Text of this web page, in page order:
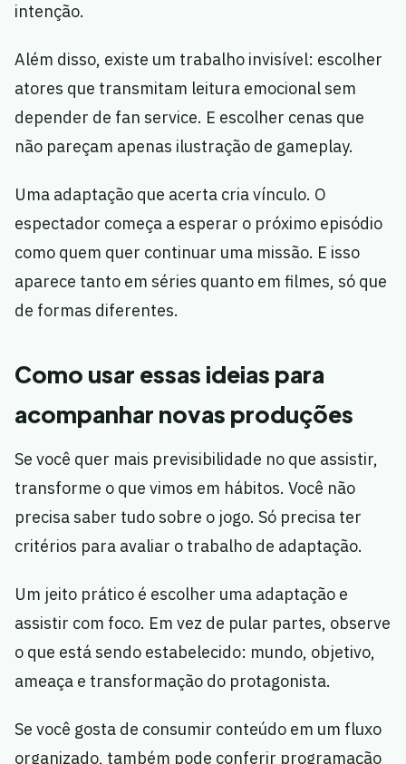
intenção.
Além disso, existe um trabalho invisível: escolher
atores que transmitam leitura emocional sem
depender de fan service. E escolher cenas que
não pareçam apenas ilustração de gameplay.
Uma adaptação que acerta cria vínculo. O
espectador começa a esperar o próximo episódio
como quem quer continuar uma missão. E isso
aparece tanto em séries quanto em filmes, só que
de formas diferentes.
Como usar essas ideias para
acompanhar novas produções
Se você quer mais previsibilidade no que assistir,
transforme o que vimos em hábitos. Você não
precisa saber tudo sobre o jogo. Só precisa ter
critérios para avaliar o trabalho de adaptação.
Um jeito prático é escolher uma adaptação e
assistir com foco. Em vez de pular partes, observe
o que está sendo estabelecido: mundo, objetivo,
ameaça e transformação do protagonista.
Se você gosta de consumir conteúdo em um fluxo
organizado, também pode conferir programação